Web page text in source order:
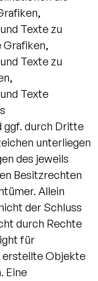
Texte zu
Grafiken,
Texte zu
Texte
ggf. durch Dritte
unterliegen
des jeweils
Besitzrechten
Allein
der Schluss
durch Rechte
für
Objekte
Eine